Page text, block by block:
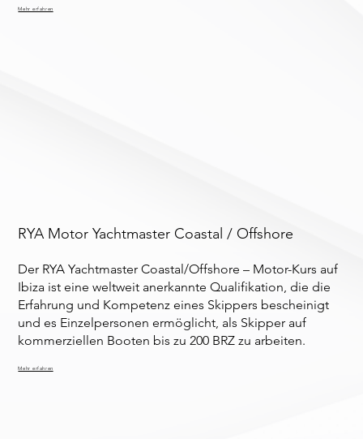
Mehr erfahren
Mehr erfahren
RYA Motor Yachtmaster Coastal / Offshore
Der RYA Yachtmaster Coastal/Offshore – Motor-Kurs auf
Ibiza ist eine weltweit anerkannte Qualifikation, die die
Erfahrung und Kompetenz eines Skippers bescheinigt
und es Einzelpersonen ermöglicht, als Skipper auf
kommerziellen Booten bis zu 200 BRZ zu arbeiten.